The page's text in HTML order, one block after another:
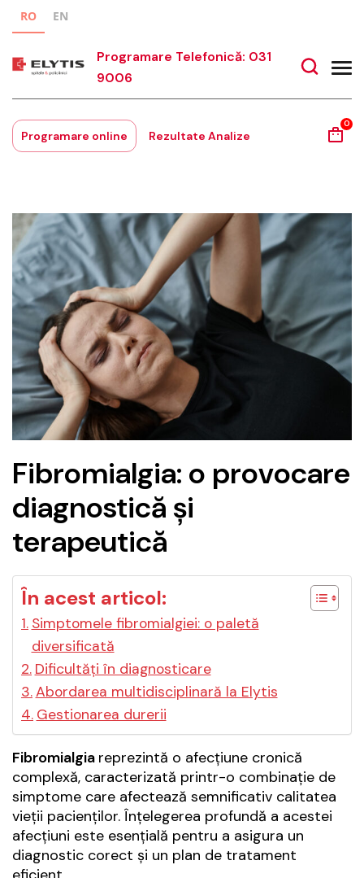
RO EN
Programare Telefonică: 031
9006
Programare online Rezultate Analize
0
Fibromialgia: o provocare
diagnostică și
terapeutică
În acest articol:
Simptomele fibromialgiei: o paletă
diversificată
Dificultăți în diagnosticare
Abordarea multidisciplinară la Elytis
Gestionarea durerii
Fibromialgia reprezintă o afecțiune cronică
complexă, caracterizată printr-o combinație de
simptome care afectează semnificativ calitatea
vieții pacienților. Înțelegerea profundă a acestei
afecțiuni este esențială pentru a asigura un
diagnostic corect și un plan de tratament